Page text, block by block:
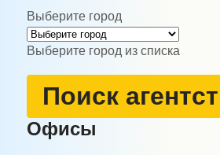
Выберите город
Выберите город из списка
Поиск
Офисы